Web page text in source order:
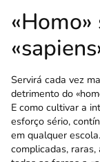
Servirá cada vez
detrimento do
E como cultivar a
esforço sério,
em qualquer
complicadas, raras,